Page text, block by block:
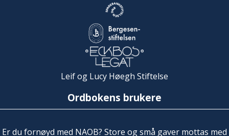
Leif og Lucy Høegh Stiftelse
Ordbokens brukere
Er du fornøyd med NAOB? Store og små gaver mottas med